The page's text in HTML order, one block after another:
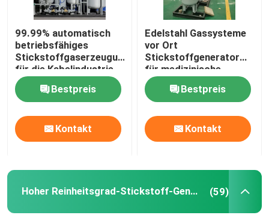
Stickstoffgasreiniger
Methanol-Kracker
Psa-Wasserstoff-Generator
Industriegasmischer
99.99% automatisch
betriebsfähiges
Stickstoffgaserzeugungssystem
für die Kabelindustrie
Bestpreis
Kontakt
Edelstahl Gassysteme
vor Ort
Stickstoffgenerator
für medizinische
Zwecke mit Sterilisator
Bestpreis
Kontakt
Hoher Reinheitsgrad-Stickstoff-Generator (59)